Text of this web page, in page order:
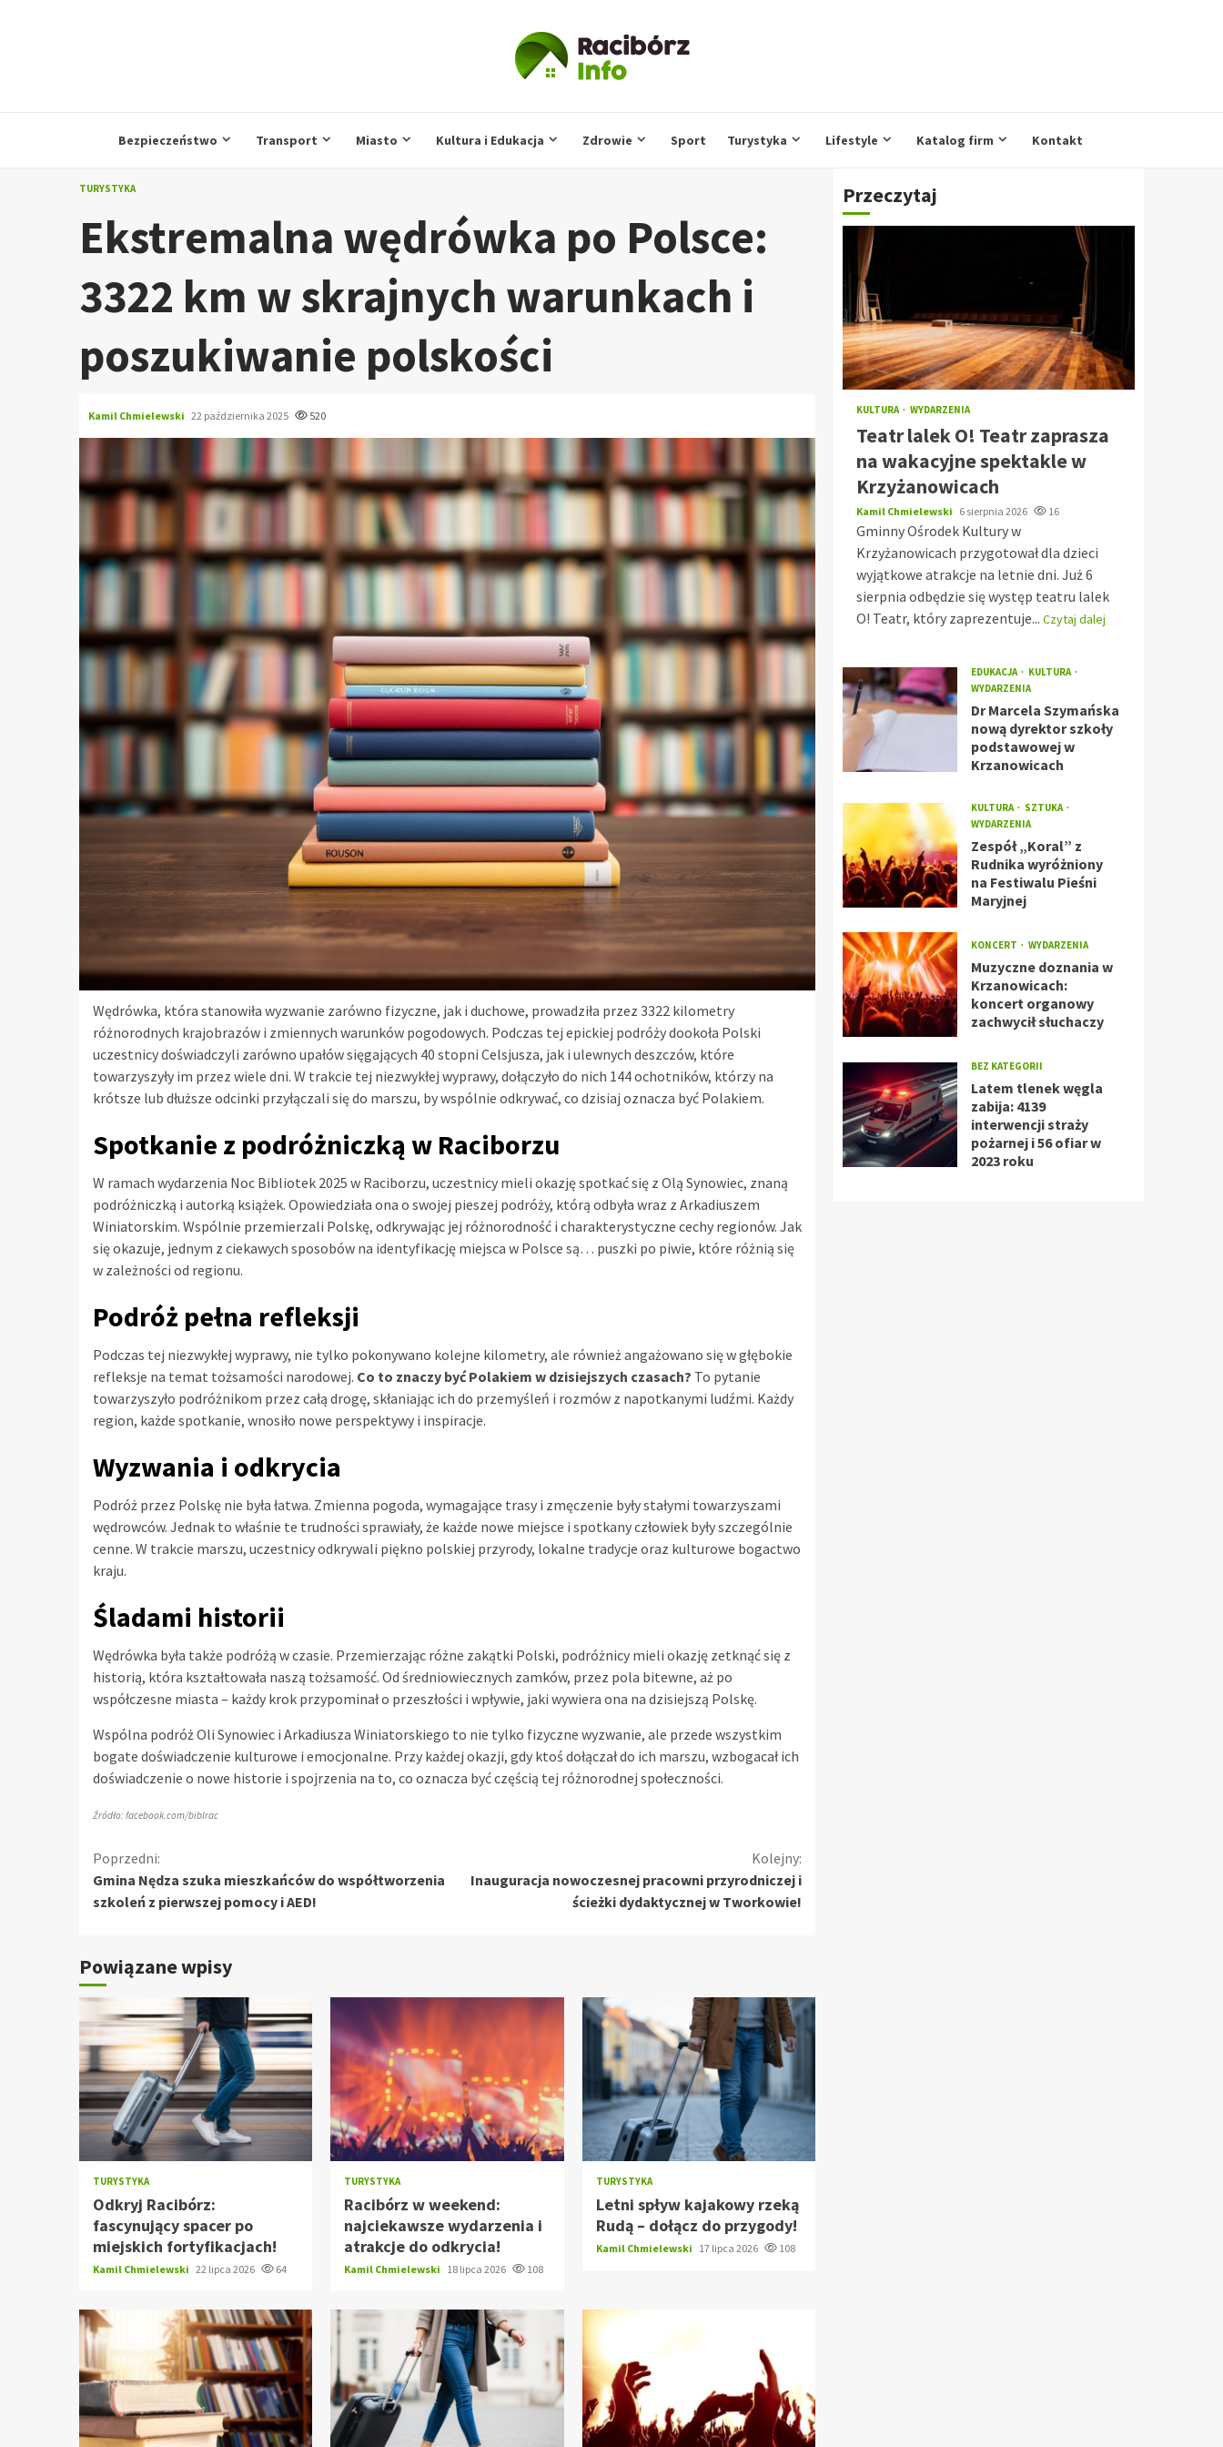
Bezpieczeństwo Transport Miasto Kultura i Edukacja Zdrowie Sport Turystyka Lifestyle Katalog firm Kontakt
TURYSTYKA
Ekstremalna wędrówka po Polsce:
3322 km w skrajnych warunkach i
poszukiwanie polskości
Kamil Chmielewski 22 października 2025 520
Wędrówka, która stanowiła wyzwanie zarówno fizyczne, jak i duchowe, prowadziła przez 3322 kilometry
różnorodnych krajobrazów i zmiennych warunków pogodowych. Podczas tej epickiej podróży dookoła Polski
uczestnicy doświadczyli zarówno upałów sięgających 40 stopni Celsjusza, jak i ulewnych deszczów, które
towarzyszyły im przez wiele dni. W trakcie tej niezwykłej wyprawy, dołączyło do nich 144 ochotników, którzy na
krótsze lub dłuższe odcinki przyłączali się do marszu, by wspólnie odkrywać, co dzisiaj oznacza być Polakiem.
Spotkanie z podróżniczką w Raciborzu
W ramach wydarzenia Noc Bibliotek 2025 w Raciborzu, uczestnicy mieli okazję spotkać się z Olą Synowiec, znaną
podróżniczką i autorką książek. Opowiedziała ona o swojej pieszej podróży, którą odbyła wraz z Arkadiuszem
Winiatorskim. Wspólnie przemierzali Polskę, odkrywając jej różnorodność i charakterystyczne cechy regionów. Jak
się okazuje, jednym z ciekawych sposobów na identyfikację miejsca w Polsce są… puszki po piwie, które różnią się
w zależności od regionu.
Podróż pełna refleksji
Podczas tej niezwykłej wyprawy, nie tylko pokonywano kolejne kilometry, ale również angażowano się w głębokie
refleksje na temat tożsamości narodowej. Co to znaczy być Polakiem w dzisiejszych czasach? To pytanie
towarzyszyło podróżnikom przez całą drogę, skłaniając ich do przemyśleń i rozmów z napotkanymi ludźmi. Każdy
region, każde spotkanie, wnosiło nowe perspektywy i inspiracje.
Wyzwania i odkrycia
Podróż przez Polskę nie była łatwa. Zmienna pogoda, wymagające trasy i zmęczenie były stałymi towarzyszami
wędrowców. Jednak to właśnie te trudności sprawiały, że każde nowe miejsce i spotkany człowiek były szczególnie
cenne. W trakcie marszu, uczestnicy odkrywali piękno polskiej przyrody, lokalne tradycje oraz kulturowe bogactwo
kraju.
Śladami historii
Wędrówka była także podróżą w czasie. Przemierzając różne zakątki Polski, podróżnicy mieli okazję zetknąć się z
historią, która kształtowała naszą tożsamość. Od średniowiecznych zamków, przez pola bitewne, aż po
współczesne miasta – każdy krok przypominał o przeszłości i wpływie, jaki wywiera ona na dzisiejszą Polskę.
Wspólna podróż Oli Synowiec i Arkadiusza Winiatorskiego to nie tylko fizyczne wyzwanie, ale przede wszystkim
bogate doświadczenie kulturowe i emocjonalne. Przy każdej okazji, gdy ktoś dołączał do ich marszu, wzbogacał ich
doświadczenie o nowe historie i spojrzenia na to, co oznacza być częścią tej różnorodnej społeczności.
Źródło: facebook.com/biblrac
Kontynuuj
czytanie
Poprzedni:
Gmina Nędza szuka mieszkańców do współtworzenia
szkoleń z pierwszej pomocy i AED!
Kolejny:
Inauguracja nowoczesnej pracowni przyrodniczej i
ścieżki dydaktycznej w Tworkowie!
Powiązane wpisy
TURYSTYKA
Odkryj Racibórz:
fascynujący spacer po
miejskich fortyfikacjach!
Kamil Chmielewski 22 lipca 2026 64
TURYSTYKA
Racibórz w weekend:
najciekawsze wydarzenia i
atrakcje do odkrycia!
Kamil Chmielewski 18 lipca 2026 108
TURYSTYKA
Letni spływ kajakowy rzeką
Rudą – dołącz do przygody!
Kamil Chmielewski 17 lipca 2026 108
Przeczytaj
KULTURA WYDARZENIA
Teatr lalek O! Teatr zaprasza
na wakacyjne spektakle w
Krzyżanowicach
Kamil Chmielewski 6 sierpnia 2026 16
Gminny Ośrodek Kultury w
Krzyżanowicach przygotował dla dzieci
wyjątkowe atrakcje na letnie dni. Już 6
sierpnia odbędzie się występ teatru lalek
O! Teatr, który zaprezentuje... Czytaj dalej
EDUKACJA
KULTURA
WYDARZENIA
Dr Marcela Szymańska
nową dyrektor szkoły
podstawowej w
Krzanowicach
KULTURA
SZTUKA
WYDARZENIA
Zespół „Koral” z
Rudnika wyróżniony
na Festiwalu Pieśni
Maryjnej
KONCERT WYDARZENIA
Muzyczne doznania w
Krzanowicach:
koncert organowy
zachwycił słuchaczy
BEZ KATEGORII
Latem tlenek węgla
zabija: 4139
interwencji straży
pożarnej i 56 ofiar w
2023 roku